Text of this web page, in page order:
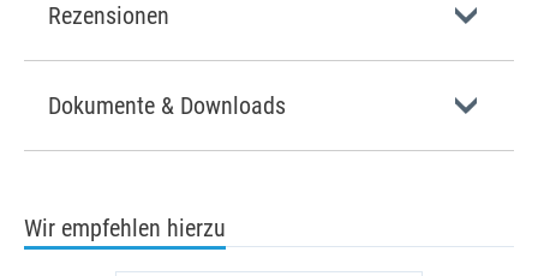
Rezensionen
Dokumente & Downloads
Wir empfehlen hierzu